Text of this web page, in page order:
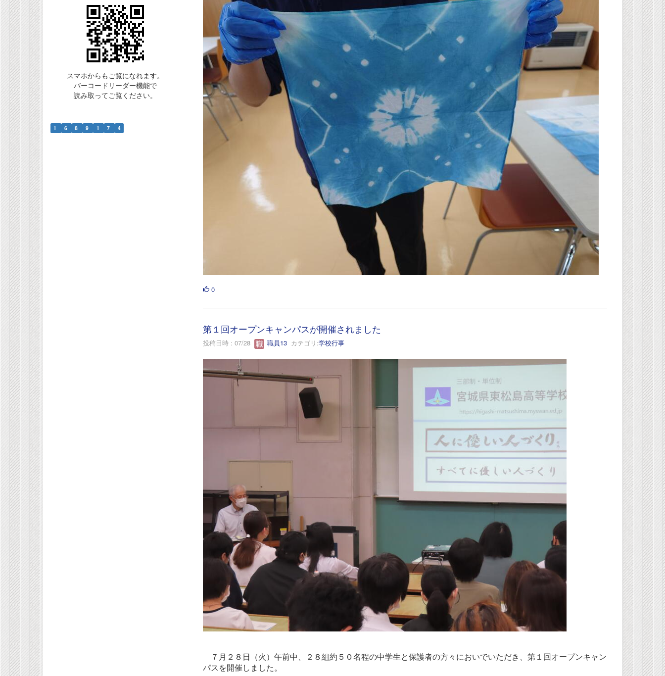
0
第１回オープンキャンパスが開催されました
投稿日時 : 07/28 職員13カテゴリ:学校行事
７月２８日（火）午前中、２８組約５０名程の中学生と保護者の方々においでいただき、第１回オープンキャン
パスを開催しました。
スマホからもご覧になれます。
バーコードリーダー機能で
読み取ってご覧ください。
1 6 8 9 1 7 4